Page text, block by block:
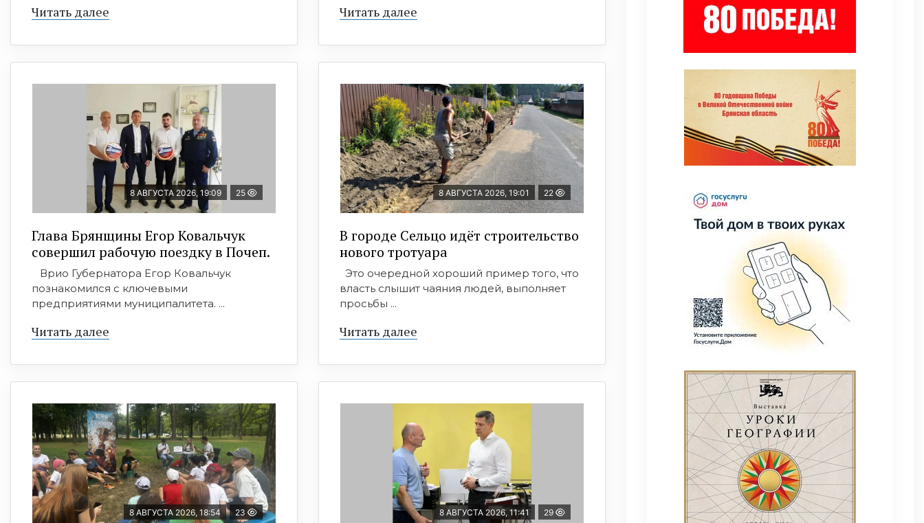
Читать далее Читать далее
8 АВГУСТА 2026, 19:09 25
Глава Брянщины Егор Ковальчук
совершил рабочую поездку в Почеп.
Врио Губернатора Егор Ковальчук
познакомился с ключевыми
предприятиями муниципалитета. ...
Читать далее
8 АВГУСТА 2026, 19:01 22
В городе Сельцо идёт строительство
нового тротуара
Это очередной хороший пример того, что
власть слышит чаяния людей, выполняет
просьбы ...
Читать далее
8 АВГУСТА 2026, 18:54 23 8 АВГУСТА 2026, 11:41 29